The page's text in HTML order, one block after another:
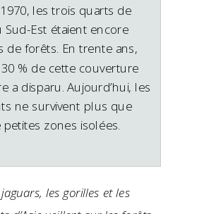
les trois quarts de
Sud-Est étaient encore
de forêts. En trente ans,
% de cette couverture
a disparu. Aujourd’hui, les
ne survivent plus que
petites zones isolées.
les gorilles et les